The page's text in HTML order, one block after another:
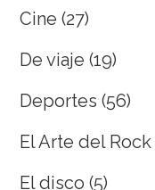
Cine (27)
De viaje (19)
Deportes (56)
El Arte del Rock
El disco (5)